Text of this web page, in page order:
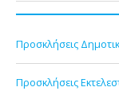
Προσκλήσεις
Προσκλήσεις